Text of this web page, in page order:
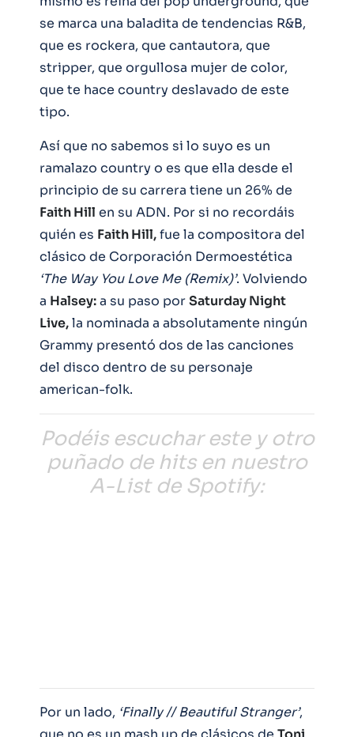
se marca una baladita de tendencias R&B,
que es rockera, que cantautora, que
stripper, que orgullosa mujer de color,
que te hace country deslavado de este
tipo.
Así que no sabemos si lo suyo es un
ramalazo country o es que ella desde el
principio de su carrera tiene un 26% de
Faith Hill en su ADN. Por si no recordáis
quién es Faith Hill,fue la compositora del
clásico de Corporación Dermoestética
‘The Way You Love Me (Remix)’. Volviendo
a Halsey:a su paso porSaturday Night
Live,la nominada a absolutamente ningún
Grammy presentó dos de las canciones
del disco dentro de su personaje
american-folk.
Podéis escuchar este y otro
puñado de hits en nuestro
A-List de Spotify:
Por un lado, ‘Finally // Beautiful Stranger’,